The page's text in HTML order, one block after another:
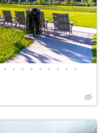
• • • • • • • • •